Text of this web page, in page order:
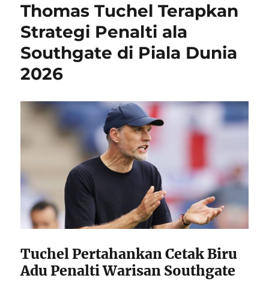
Thomas Tuchel Terapkan
Strategi Penalti ala
Southgate di Piala Dunia
2026
Tuchel Pertahankan Cetak Biru
Adu Penalti Warisan Southgate